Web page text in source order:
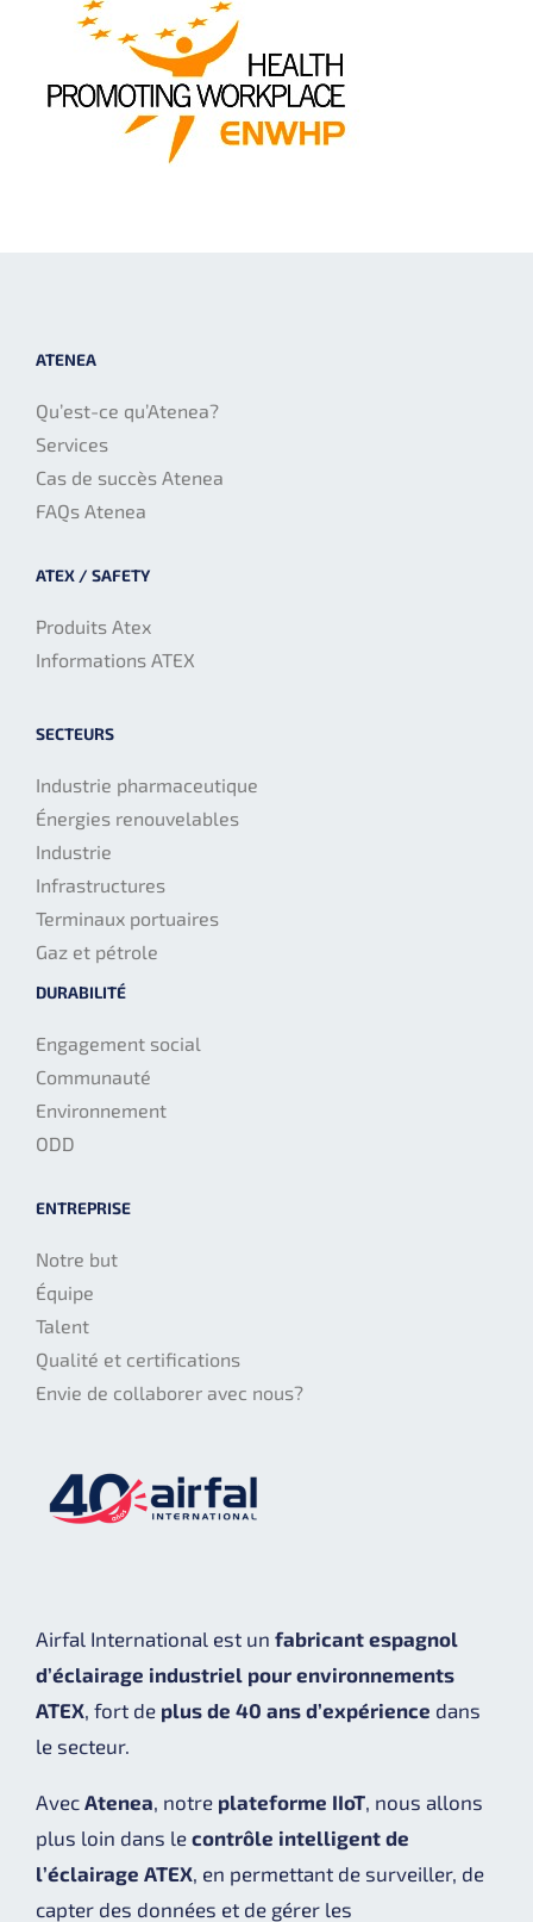
ATENEA
Qu’est-ce qu’Atenea?
Services
Cas de succès Atenea
FAQs Atenea
ATEX / SAFETY
Produits Atex
Informations ATEX
SECTEURS
Industrie pharmaceutique
Énergies renouvelables
Industrie
Infrastructures
Terminaux portuaires
Gaz et pétrole
DURABILITÉ
Engagement social
Communauté
Environnement
ODD
ENTREPRISE
Notre but
Équipe
Talent
Qualité et certifications
Envie de collaborer avec nous?
Airfal International est un fabricant espagnol
d’éclairage industriel pour environnements
ATEX, fort de plus de 40 ans d’expérience dans
le secteur.
Avec Atenea , notre plateforme IIoT, nous allons
plus loin dans le contrôle intelligent de
l’éclairage ATEX, en permettant de surveiller, de
capter des données et de gérer les